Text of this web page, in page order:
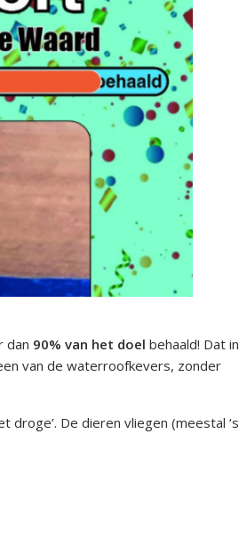
dan 90% van het doel behaald! Dat in
van de waterroofkevers, zonder
De dieren vliegen (meestal ‘s